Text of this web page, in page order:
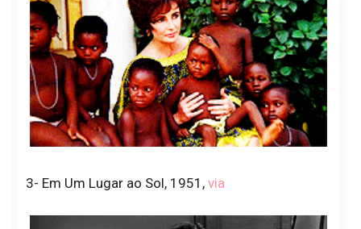
3- Em Um Lugar ao Sol, 1951, via